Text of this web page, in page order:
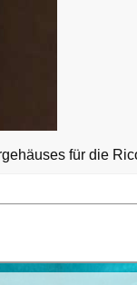
für die